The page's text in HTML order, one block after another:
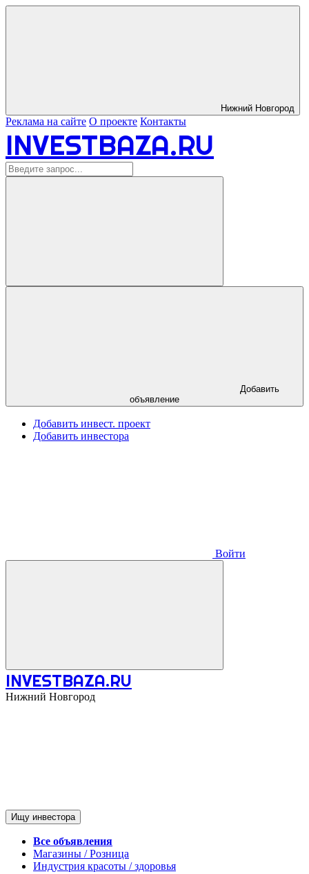
Нижний Новгород
Реклама на сайте О проекте Контакты
INVESTBAZA.RU
объявление
Добавить инвест. проект
Добавить инвестора
Войти
INVESTBAZA.RU
Нижний Новгород
Ищу инвестора
Все объявления
Магазины / Розница
Индустрия красоты / здоровья